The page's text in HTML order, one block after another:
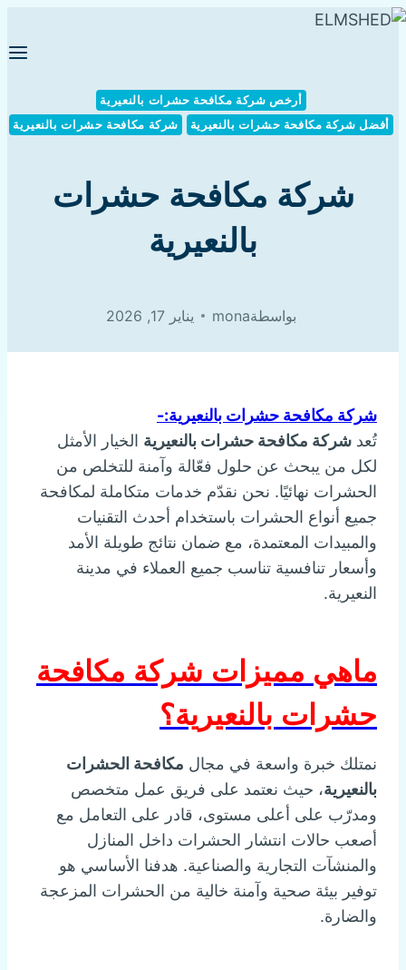
التجاوز
أرخص شركة مكافحة حشرات بالنعيرية
أفضل شركة مكافحة حشرات بالنعيرية
شركة مكافحة حشرات بالنعيرية
شركة مكافحة حشرات
بالنعيرية
بواسطةmona يناير 17, 2026
شركة مكافحة حشرات بالنعيرية:-
تُعد شركة مكافحة حشرات بالنعيرية الخيار الأمثل
لكل من يبحث عن حلول فعّالة وآمنة للتخلص من
الحشرات نهائيًا. نحن نقدّم خدمات متكاملة لمكافحة
جميع أنواع الحشرات باستخدام أحدث التقنيات
والمبيدات المعتمدة، مع ضمان نتائج طويلة الأمد
وأسعار تنافسية تناسب جميع العملاء في مدينة
النعيرية.
ماهي مميزات شركة مكافحة
حشرات بالنعيرية؟
نمتلك خبرة واسعة في مجال مكافحة الحشرات
بالنعيرية، حيث نعتمد على فريق عمل متخصص
ومدرّب على أعلى مستوى، قادر على التعامل مع
أصعب حالات انتشار الحشرات داخل المنازل
والمنشآت التجارية والصناعية. هدفنا الأساسي هو
توفير بيئة صحية وآمنة خالية من الحشرات المزعجة
والضارة.